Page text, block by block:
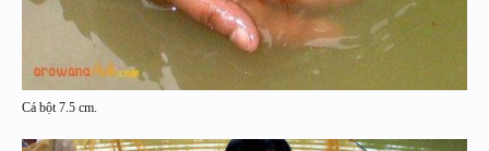
Cá bột 7.5 cm.